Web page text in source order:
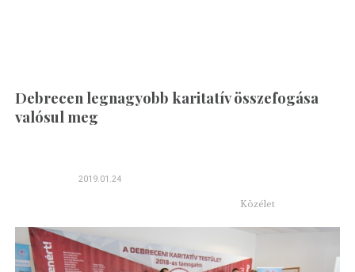
Debrecen legnagyobb karitatív összefogása
valósul meg
2019.01.24
Közélet